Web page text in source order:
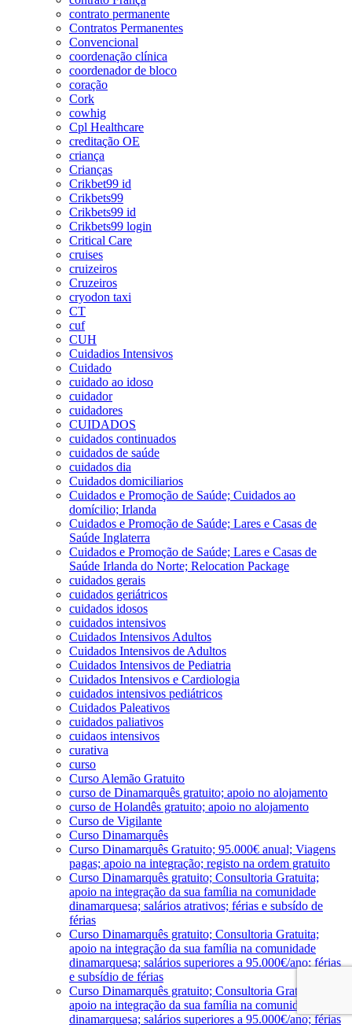
contrato permanente
Contratos Permanentes
Convencional
coordenação clínica
coordenador de bloco
coração
Cork
cowhig
Cpl Healthcare
creditação OE
criança
Crianças
Crikbet99 id
Crikbets99
Crikbets99 id
Crikbets99 login
Critical Care
cruises
cruizeiros
Cruzeiros
cryodon taxi
CT
cuf
CUH
Cuidadios Intensivos
Cuidado
cuidado ao idoso
cuidador
cuidadores
CUIDADOS
cuidados continuados
cuidados de saúde
cuidados dia
Cuidados domiciliarios
Cuidados e Promoção de Saúde; Cuidados ao
domícilio; Irlanda
Cuidados e Promoção de Saúde; Lares e Casas de
Saúde Inglaterra
Cuidados e Promoção de Saúde; Lares e Casas de
Saúde Irlanda do Norte; Relocation Package
cuidados gerais
cuidados geriátricos
cuidados idosos
cuidados intensivos
Cuidados Intensivos Adultos
Cuidados Intensivos de Adultos
Cuidados Intensivos de Pediatria
Cuidados Intensivos e Cardiologia
cuidados intensivos pediátricos
Cuidados Paleativos
cuidados paliativos
cuidaos intensivos
curativa
curso
Curso Alemão Gratuito
curso de Dinamarquês gratuito; apoio no alojamento
curso de Holandês gratuito; apoio no alojamento
Curso de Vigilante
Curso Dinamarquês
Curso Dinamarquês Gratuito; 95.000€ anual; Viagens
pagas; apoio na integração; registo na ordem gratuito
Curso Dinamarquês gratuito; Consultoria Gratuita;
apoio na integração da sua família na comunidade
dinamarquesa; salários atrativos; férias e subsído de
férias
Curso Dinamarquês gratuito; Consultoria Gratuita;
apoio na integração da sua família na comunidade
dinamarquesa; salários superiores a 95.000€/ano; férias
e subsídio de férias
Curso Dinamarquês gratuito; Consultoria Gratuita;
apoio na integração da sua família na comunidade
dinamarquesa; salários superiores a 95.000€/ano; férias